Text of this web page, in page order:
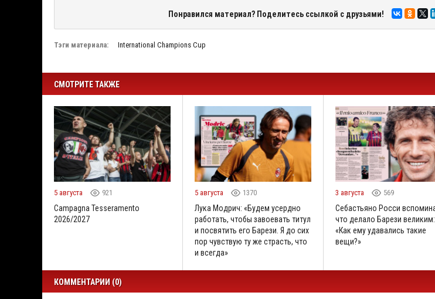
Понравился материал? Поделитесь ссылкой с друзьями!
Тэги материала: International Champions Cup
СМОТРИТЕ ТАКЖЕ
5 августа 921
Campagna Tesseramento
2026/2027
5 августа 1370
Лука Модрич: «Будем усердно
работать, чтобы завоевать титул
и посвятить его Барези. Я до сих
пор чувствую ту же страсть, что
и всегда»
3 августа 569
Себастьяно Росси
что делало Барези великим:
«Как ему удавались такие
вещи?»
КОММЕНТАРИИ (0)